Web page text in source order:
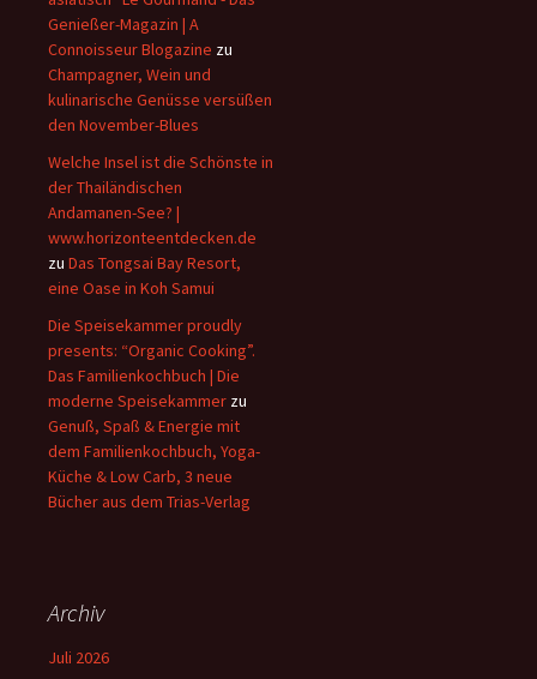
Genießer-Magazin | A
Connoisseur Blogazine zu
Champagner, Wein und
kulinarische Genüsse versüßen
den November-Blues
Welche Insel ist die Schönste in
der Thailändischen
Andamanen-See? |
www.horizonteentdecken.de
zu Das Tongsai Bay Resort,
eine Oase in Koh Samui
Die Speisekammer proudly
presents: “Organic Cooking”.
Das Familienkochbuch | Die
moderne Speisekammer zu
Genuß, Spaß & Energie mit
dem Familienkochbuch, Yoga-
Küche & Low Carb, 3 neue
Bücher aus dem Trias-Verlag
Archiv
Juli 2026